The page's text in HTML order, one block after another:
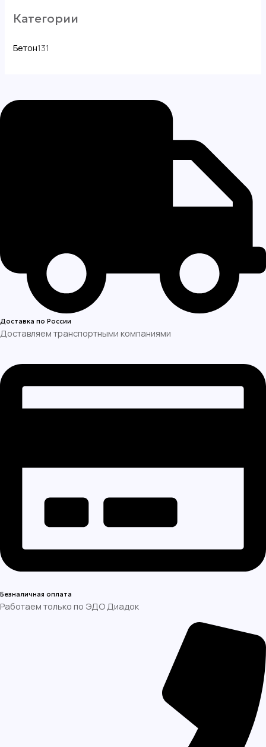
Категории
Бетон131
Доставка по России
Доставляем транспортными компаниями
Безналичная оплата
Работаем только по ЭДО Диадок